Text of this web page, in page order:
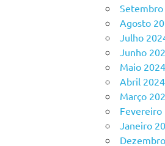
Agosto
Julho
Junho
Maio 2024
Abril 2024
Março
Fevereiro
Janeiro